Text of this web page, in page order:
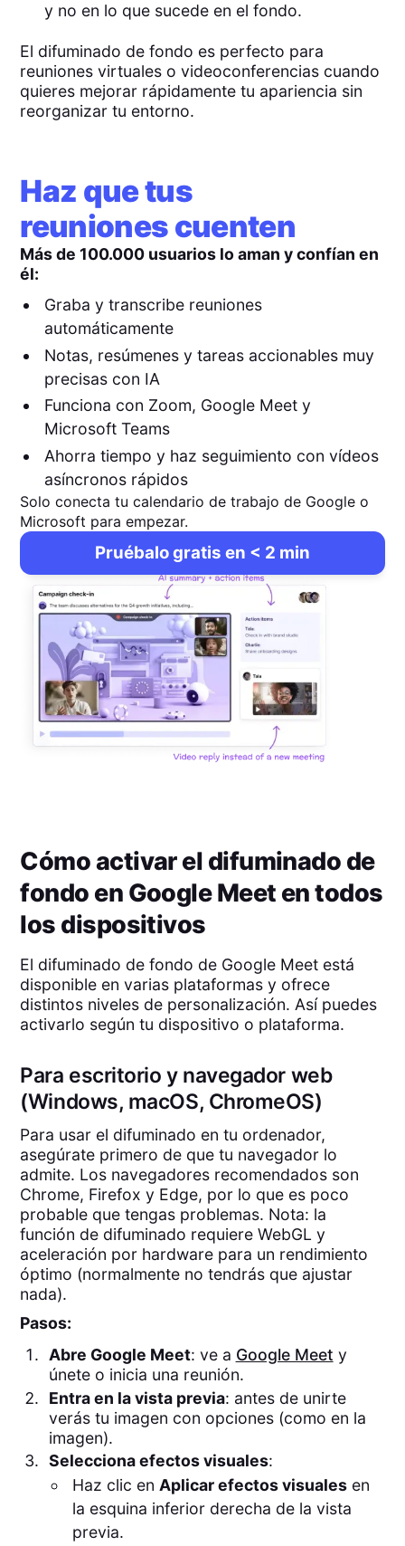
y no en lo que sucede en el fondo.
El difuminado de fondo es perfecto para
reuniones virtuales o videoconferencias cuando
quieres mejorar rápidamente tu apariencia sin
reorganizar tu entorno.
Haz que tus
reuniones cuenten
Más de 100.000 usuarios lo aman y confían en
él:
Graba y transcribe reuniones
automáticamente
Notas, resúmenes y tareas accionables muy
precisas con IA
Funciona con Zoom, Google Meet y
Microsoft Teams
Ahorra tiempo y haz seguimiento con vídeos
asíncronos rápidos
Solo conecta tu calendario de trabajo de Google o
Microsoft para empezar.
Pruébalo gratis en < 2 min
Cómo activar el difuminado de
fondo en Google Meet en todos
los dispositivos
El difuminado de fondo de Google Meet está
disponible en varias plataformas y ofrece
distintos niveles de personalización. Así puedes
activarlo según tu dispositivo o plataforma.
Para escritorio y navegador web
(Windows, macOS, ChromeOS)
Para usar el difuminado en tu ordenador,
asegúrate primero de que tu navegador lo
admite. Los navegadores recomendados son
Chrome, Firefox y Edge, por lo que es poco
probable que tengas problemas. Nota: la
función de difuminado requiere WebGL y
aceleración por hardware para un rendimiento
óptimo (normalmente no tendrás que ajustar
nada).
Pasos:
Abre Google Meet: ve a Google Meet y
únete o inicia una reunión.
Entra en la vista previa: antes de unirte
verás tu imagen con opciones (como en la
imagen).
Selecciona efectos visuales:
Haz clic en Aplicar efectos visuales en
la esquina inferior derecha de la vista
previa.